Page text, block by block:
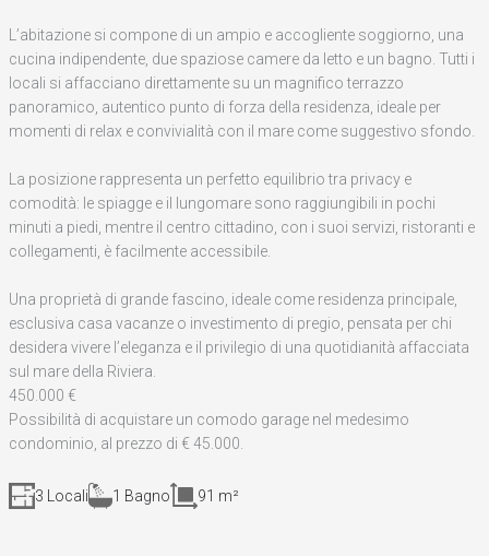
L’abitazione si compone di un ampio e accogliente soggiorno, una
cucina indipendente, due spaziose camere da letto e un bagno. Tutti i
locali si affacciano direttamente su un magnifico terrazzo
panoramico, autentico punto di forza della residenza, ideale per
momenti di relax e convivialità con il mare come suggestivo sfondo.
La posizione rappresenta un perfetto equilibrio tra privacy e
comodità: le spiagge e il lungomare sono raggiungibili in pochi
minuti a piedi, mentre il centro cittadino, con i suoi servizi, ristoranti e
collegamenti, è facilmente accessibile.
Una proprietà di grande fascino, ideale come residenza principale,
esclusiva casa vacanze o investimento di pregio, pensata per chi
desidera vivere l’eleganza e il privilegio di una quotidianità affacciata
sul mare della Riviera.
450.000 €
Possibilità di acquistare un comodo garage nel medesimo
condominio, al prezzo di € 45.000.
3 Locali 1 Bagno 91 m²